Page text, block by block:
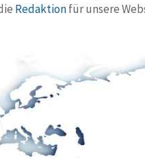
Redaktionfür unsere